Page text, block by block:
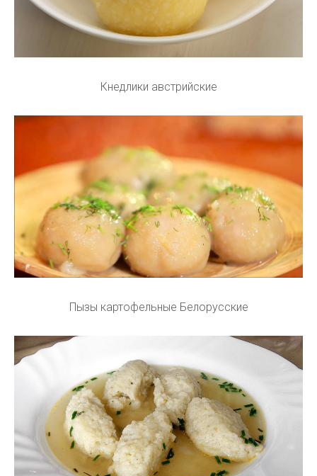
Кнедлики австрийские
Пызы картофельные Белорусские